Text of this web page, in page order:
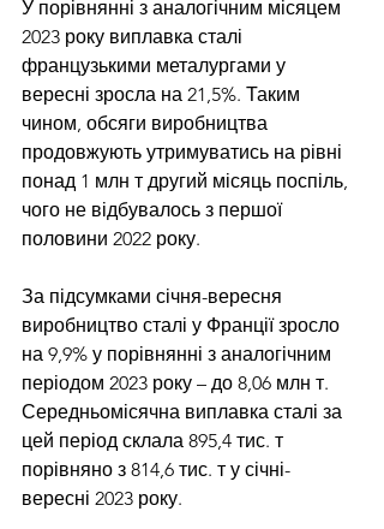
У порівнянні з аналогічним місяцем
2023 року виплавка сталі
французькими металургами у
вересні зросла на 21,5%. Таким
чином, обсяги виробництва
продовжують утримуватись на рівні
понад 1 млн т другий місяць поспіль,
чого не відбувалось з першої
половини 2022 року.
За підсумками січня-вересня
виробництво сталі у Франції зросло
на 9,9% у порівнянні з аналогічним
періодом 2023 року – до 8,06 млн т.
Середньомісячна виплавка сталі за
цей період склала 895,4 тис. т
порівняно з 814,6 тис. т у січні-
вересні 2023 року.